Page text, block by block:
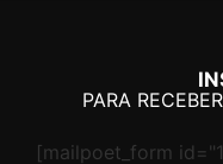
PARA
[mailpoet_form